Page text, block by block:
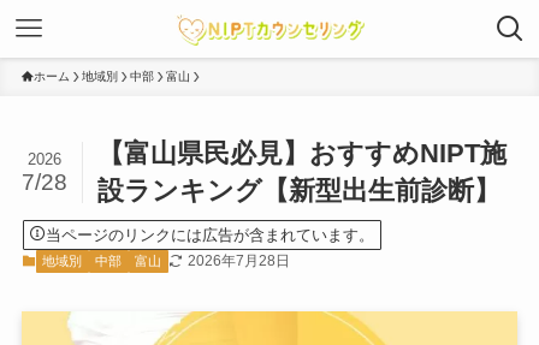
ホーム 地域別 中部 富山
【富山県民必見】おすすめNIPT施
設ランキング【新型出生前診断】
2026
7/28
当ページのリンクには広告が含まれています。
地域別 中部 富山 2026年7月28日